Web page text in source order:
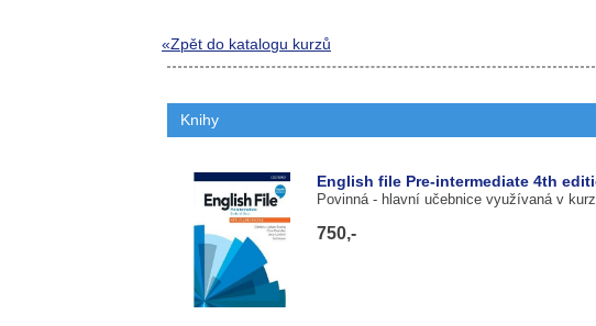
«Zpět do katalogu kurzů
Knihy
English file Pre-intermediate 4th
Povinná - hlavní učebnice využívaná v
750,-